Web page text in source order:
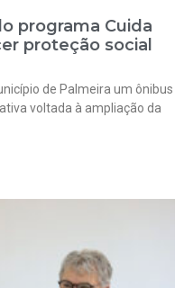
programa Cuida
proteção social
de Palmeira um ônibus
voltada à ampliação da